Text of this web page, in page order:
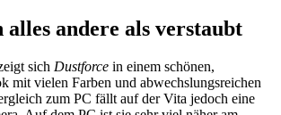
alles andere als verstaubt
sich Dustforce in einem schönen,
mit vielen Farben und abwechslungsreichen
zum PC fällt auf der Vita jedoch eine